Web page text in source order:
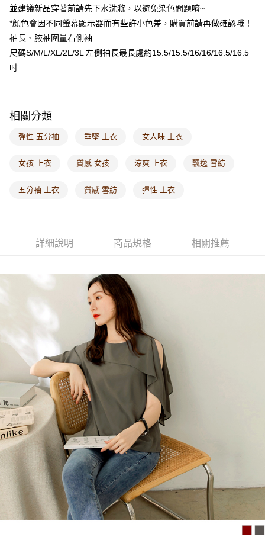
每筆NT$120，滿NT$1,000(含以上)免運費
付款後門市自取
每筆NT$60，滿NT$1,000(含以上)免運費
海外配送-港/澳/新/馬/泰國專屬
海外配送-歐美地區
並建議新品穿著前請先下水洗滌，以避免染色問題唷~
*顏色會因不同螢幕顯示器而有些許小色差，購買前請再做確認哦！
袖長、腋袖圍量右側袖
尺碼S/M/L/XL/2L/3L 左側袖長最長處約15.5/15.5/16/16/16.5/16.5
吋
相關分類
彈性 五分袖 垂墜 上衣 女人味 上衣
女孩 上衣 質感 女孩 涼爽 上衣 飄逸 雪紡
五分袖 上衣 質感 雪紡 彈性 上衣
詳細說明 商品規格 相關推薦